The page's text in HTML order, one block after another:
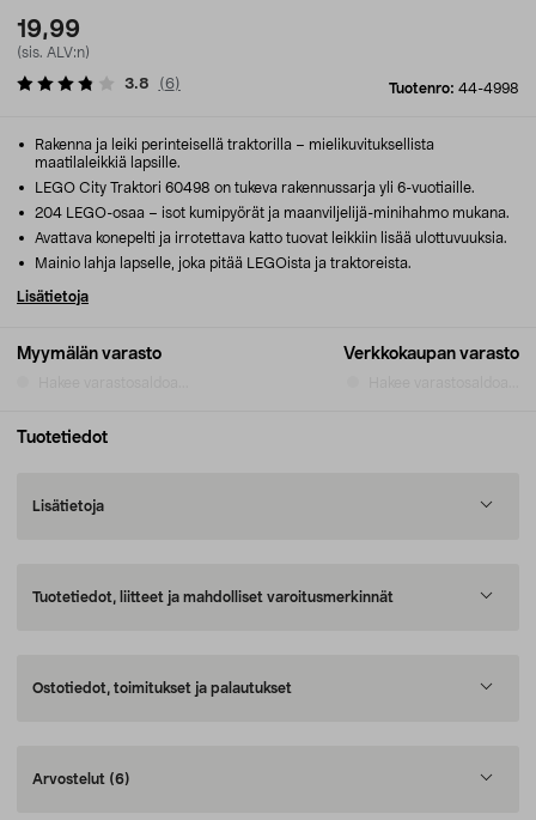
19,99
(sis. ALV:n)
Tuotenro: 44-4998
3.8 (6)
Myymälän varasto Verkkokaupan varasto
Rakenna ja leiki perinteisellä traktorilla – mielikuvituksellista
maatilaleikkiä lapsille.
LEGO City Traktori 60498 on tukeva rakennussarja yli 6-vuotiaille.
204 LEGO-osaa – isot kumipyörät ja maanviljelijä-minihahmo mukana.
Avattava konepelti ja irrotettava katto tuovat leikkiin lisää ulottuvuuksia.
Mainio lahja lapselle, joka pitää LEGOista ja traktoreista.
Lisätietoja
Tuotetiedot
Lisätietoja
Tuotetiedot, liitteet ja mahdolliset varoitusmerkinnät
Ostotiedot, toimitukset ja palautukset
Arvostelut (6)